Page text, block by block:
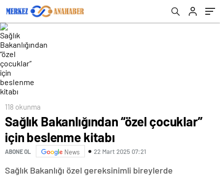
118 okunma
Sağlık Bakanlığından “özel çocuklar”
için beslenme kitabı
ABONE OL News 22 Mart 2025 07:21
Sağlık Bakanlığı özel gereksinimli bireylerde